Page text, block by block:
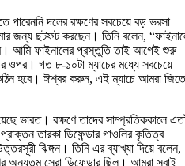
পারেননি দলের রক্ষণের সবচেয়ে বড় ভরসা
জন্য ছটফট করছেন। তিনি বলেন,
আমি ফাইনালের প্রস্তুতি তাই আগেই শুরু
গত ৮-১০টা ম্যাচের মধ্যে সবচেয়ে
হবে। ঈশ্বর করুন, এই ম্যাচে আমরা জিতে
ভারত। রক্ষণে তাদের সাম্প্রতিককালে
তারকা ডিফেন্ডার গাওলির কৃতিত্ব
ঝিঙ্গন। তিনি এর ব্যাখ্যা দিয়ে বলেন,
অন্যতম সেরা ডিফেন্ডার ছিল। আমরা সবাই